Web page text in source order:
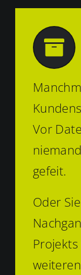
Vor
gefeit.
Oder